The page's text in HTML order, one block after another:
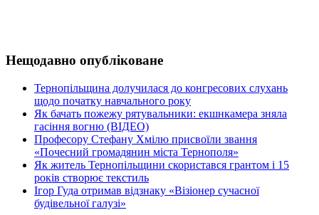
Нещодавно опубліковане
Тернопільщина долучилася до конгресових слухань
щодо початку навчального року
Як бачать пожежу рятувальники: екшнкамера зняла
гасіння вогню (ВІДЕО)
Професору Стефану Хмілю присвоїли звання
«Почесний громадянин міста Тернополя»
Як житель Тернопільщини скористався грантом і 15
років створює текстиль
Ігор Гуда отримав відзнаку «Візіонер сучасної
будівельної галузі»